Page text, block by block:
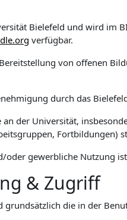
Bielefeld und wird im
verfügbar.
von offenen
durch das
der Universität,
gewerbliche Nutzung
& Zugriff
die in der